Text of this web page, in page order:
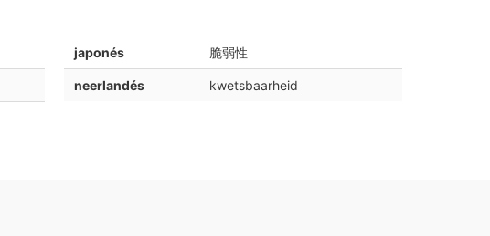
japonés 脆弱性
neerlandés kwetsbaarheid